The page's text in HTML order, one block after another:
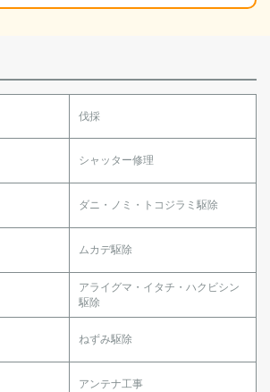
伐採
シャッター修理
ダニ・ノミ・トコジラミ駆除
ムカデ駆除
アライグマ・イタチ・ハクビシン
駆除
ねずみ駆除
アンテナ工事